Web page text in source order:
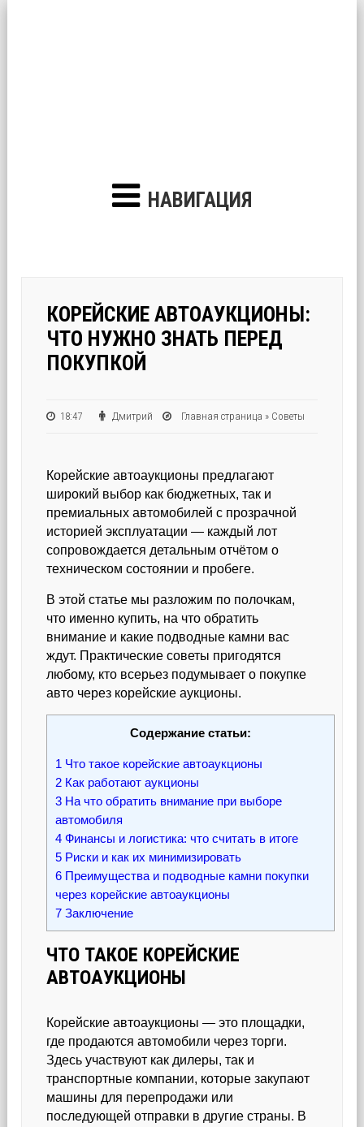
НАВИГАЦИЯ
КОРЕЙСКИЕ АВТОАУКЦИОНЫ:
ЧТО НУЖНО ЗНАТЬ ПЕРЕД
ПОКУПКОЙ
18:47 Дмитрий Главная страница » Советы
Корейские автоаукционы предлагают
широкий выбор как бюджетных, так и
премиальных автомобилей с прозрачной
историей эксплуатации — каждый лот
сопровождается детальным отчётом о
техническом состоянии и пробеге.
В этой статье мы разложим по полочкам,
что именно купить, на что обратить
внимание и какие подводные камни вас
ждут. Практические советы пригодятся
любому, кто всерьез подумывает о покупке
авто через корейские аукционы.
Содержание статьи:
1 Что такое корейские автоаукционы
2 Как работают аукционы
3 На что обратить внимание при выборе
автомобиля
4 Финансы и логистика: что считать в итоге
5 Риски и как их минимизировать
6 Преимущества и подводные камни покупки
через корейские автоаукционы
7 Заключение
ЧТО ТАКОЕ КОРЕЙСКИЕ
АВТОАУКЦИОНЫ
Корейские автоаукционы — это площадки,
где продаются автомобили через торги.
Здесь участвуют как дилеры, так и
транспортные компании, которые закупают
машины для перепродажи или
последующей отправки в другие страны. В